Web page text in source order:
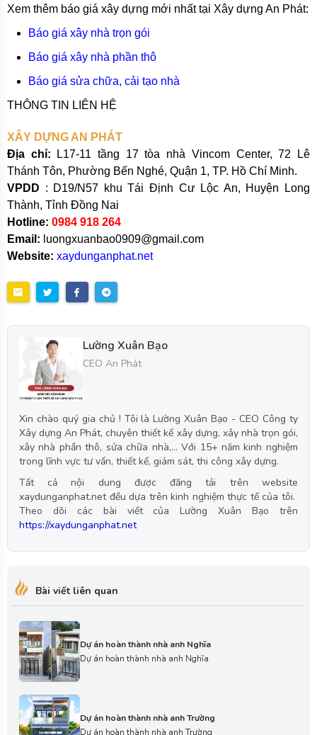
Xem thêm báo giá xây dựng mới nhất tại Xây dựng An Phát:
Báo giá xây nhà trọn gói
Báo giá xây nhà phần thô
Báo giá sửa chữa, cải tạo nhà
THÔNG TIN LIÊN HỆ
XÂY DỰNG AN PHÁT
Địa chỉ: L17-11 tầng 17 tòa nhà Vincom Center, 72 Lê
Thánh Tôn, Phường Bến Nghé, Quận 1, TP. Hồ Chí Minh.
VPDD : D19/N57 khu Tái Định Cư Lộc An, Huyện Long
Thành, Tỉnh Đồng Nai
Hotline: 0984 918 264
Email: luongxuanbao0909@gmail.com
Website: xaydunganphat.net
Lường Xuân Bạo
CEO An Phát
Xin chào quý gia chủ ! Tôi là Lường Xuân Bạo - CEO Công ty
Xây dựng An Phát, chuyên thiết kế xây dựng, xây nhà trọn gói,
xây nhà phần thô, sửa chữa nhà,... Với 15+ năm kinh nghiệm
trong lĩnh vực tư vấn, thiết kế, giám sát, thi công xây dựng.
Tất cả nội dung được đăng tải trên website
xaydunganphat.net đều dựa trên kinh nghiệm thực tế của tôi.
Theo dõi các bài viết của Lường Xuân Bạo trên
https://xaydunganphat.net
Bài viết liên quan
Dự án hoàn thành nhà anh Nghĩa
Dự án hoàn thành nhà anh Nghĩa
Dự án hoàn thành nhà anh Trường
Dự án hoàn thành nhà anh Trường